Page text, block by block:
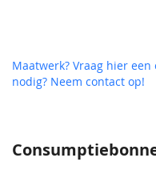
Maatwerk? Vraag hier
nodig? Neem contact op!